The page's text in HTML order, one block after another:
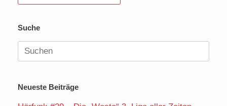
Suche
Suchen
nach:
Neueste Beiträge